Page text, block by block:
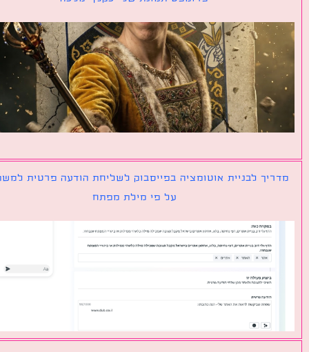
לבניית אוטומציה בפייסבוק לשליחת הודעה פרטית למשתמש
על פי מילת מפתח